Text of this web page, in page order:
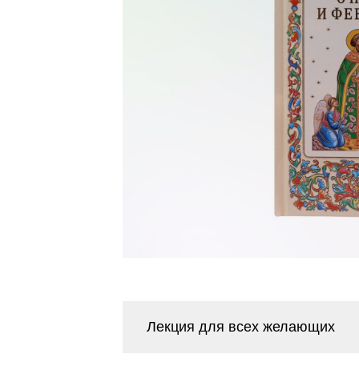
Лекция для всех желающих